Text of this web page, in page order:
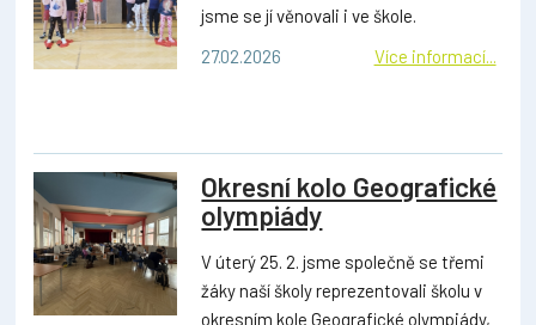
jsme se jí věnovali i ve škole.
27.02.2026
Více informací...
Okresní kolo Geografické
olympiády
V úterý 25. 2. jsme společně se třemi
žáky naší školy reprezentovali školu v
okresním kole Geografické olympiády,